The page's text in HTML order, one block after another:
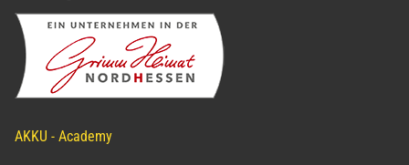
AKKU - Academy